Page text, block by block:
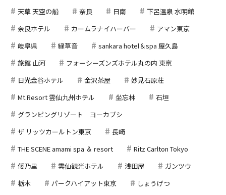
天草 天空の船
奈良 日南
下呂温泉 水明館
奈良ホテル
カームラナイハーバー
アマン東京
岐阜県
緑草音
sankara hotel＆spa 屋久島
旅館 山河
フォーシーズンズホテル丸の内 東京
日光金谷ホテル
金沢茶屋
妙見石原荘
Mt.Resort 雲仙九州ホテル
坐忘林
石垣
グランピングリゾート ヨーカブシ
ザ リッツカールトン東京
長崎
THE SCENE amami spa ＆ resort
Ritz Carlton Tokyo
倭乃里
雲仙観光ホテル 浅田屋
ガンツウ
栃木
パークハイアット東京
しょうげつ